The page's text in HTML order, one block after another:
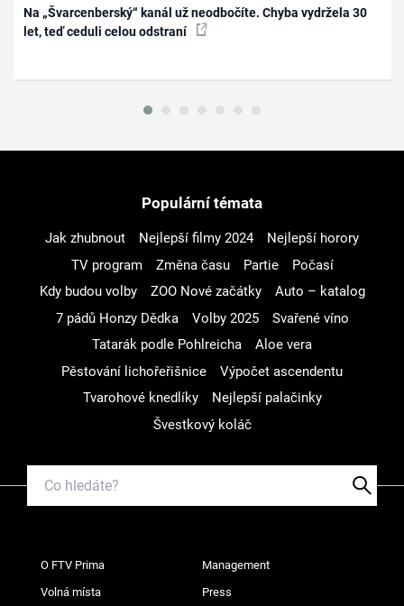
Na „Švarcenberský“ kanál už neodbočíte. Chyba vydržela 30
let, teď ceduli celou odstraní
Populární témata
Jak zhubnout Nejlepší filmy 2024
Nejlepší horory
TV program
Změna času Partie
Počasí
Kdy budou volby
ZOO Nové začátky
Auto – katalog
7 pádů Honzy Dědka
Volby 2025
Svařené víno
Tatarák podle Pohlreicha
Aloe vera
Pěstování lichořeřišnice
Výpočet ascendentu
Tvarohové knedlíky
Nejlepší palačinky
Švestkový koláč
O FTV Prima Management
Volná místa Press